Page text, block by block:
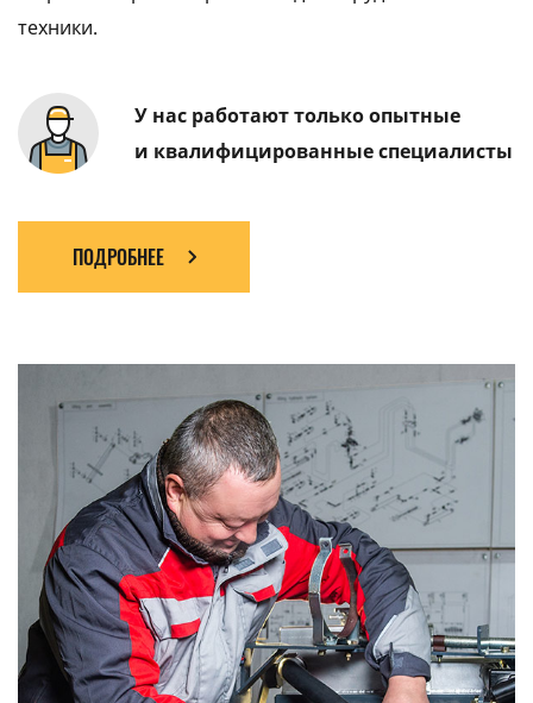
техники.
У нас работают только опытные
и квалифицированные специалисты
ПОДРОБНЕЕ